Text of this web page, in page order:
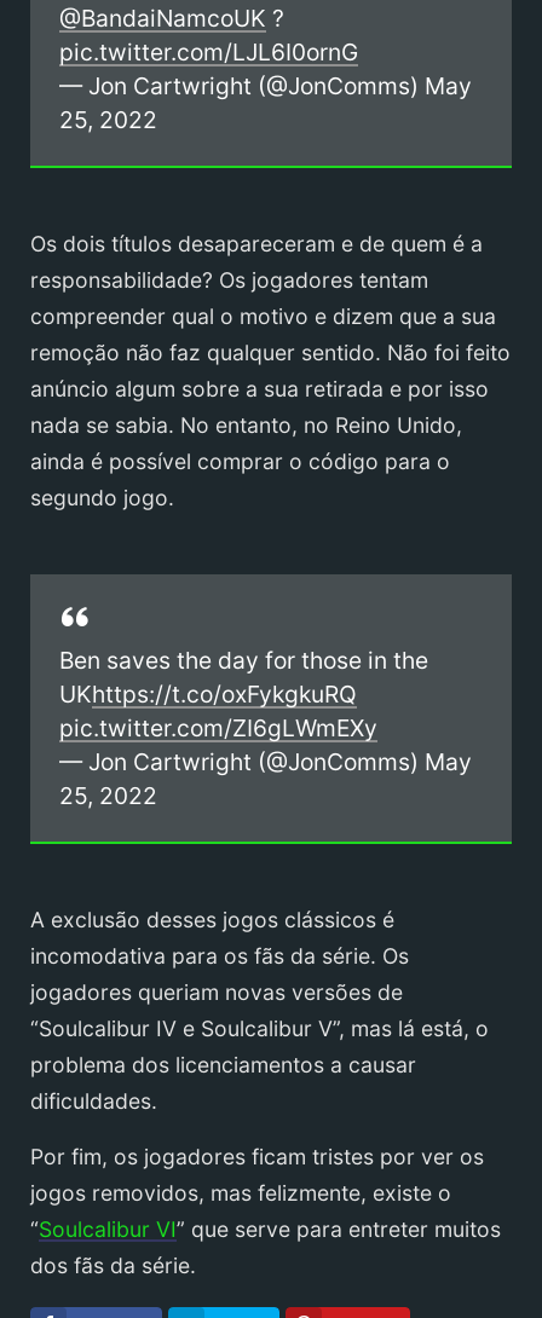
@BandaiNamcoUK ?
pic.twitter.com/LJL6I0ornG
— Jon Cartwright (@JonComms) May
25, 2022
Os dois títulos desapareceram e de quem é a
responsabilidade? Os jogadores tentam
compreender qual o motivo e dizem que a sua
remoção não faz qualquer sentido. Não foi feito
anúncio algum sobre a sua retirada e por isso
nada se sabia. No entanto, no Reino Unido,
ainda é possível comprar o código para o
segundo jogo.
Ben saves the day for those in the
UKhttps://t.co/oxFykgkuRQ
pic.twitter.com/ZI6gLWmEXy
— Jon Cartwright (@JonComms) May
25, 2022
A exclusão desses jogos clássicos é
incomodativa para os fãs da série. Os
jogadores queriam novas versões de
“Soulcalibur IV e Soulcalibur V”, mas lá está, o
problema dos licenciamentos a causar
dificuldades.
Por fim, os jogadores ficam tristes por ver os
jogos removidos, mas felizmente, existe o
“Soulcalibur VI” que serve para entreter muitos
dos fãs da série.